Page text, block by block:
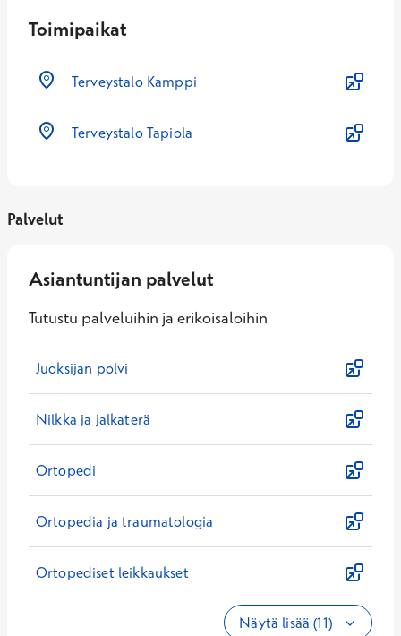
Toimipaikat
Terveystalo Kamppi
Terveystalo Tapiola
Palvelut
Asiantuntijan palvelut
Tutustu palveluihin ja erikoisaloihin
Juoksijan polvi
Nilkka ja jalkaterä
Ortopedi
Ortopedia ja traumatologia
Ortopediset leikkaukset
Näytä lisää (11)